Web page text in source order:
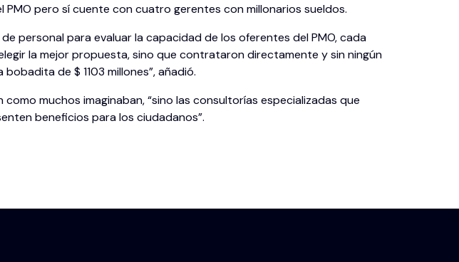
pero sí cuente con cuatro gerentes con millonarios sueldos.
personal para evaluar la capacidad de los oferentes del PMO, cada
la mejor propuesta, sino que contrataron directamente y sin ningún
de $ 1103 millones”, añadió.
muchos imaginaban, “sino las consultorías especializadas que
beneficios para los ciudadanos”.